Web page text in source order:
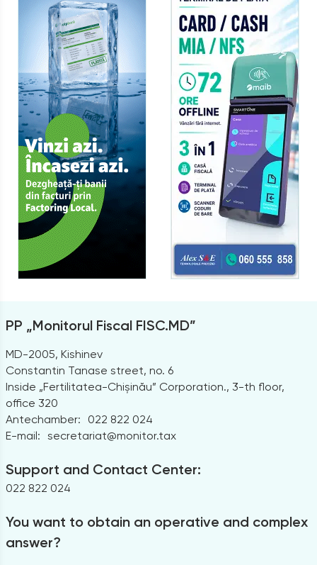
PP „Monitorul Fiscal FISC.MD”
MD-2005, Kishinev
Constantin Tanase street, no. 6
Inside „Fertilitatea-Chișinău” Corporation., 3-th floor,
office 320
Antechamber:
022 822 024
E-mail: secretariat@monitor.tax
Support and Contact Center:
022 822 024
You want to obtain an operative and complex
answer?